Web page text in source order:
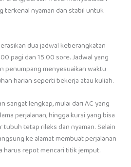
terkenal nyaman dan stabil untuk
dua jadwal keberangkatan
pagi dan 15.00 sore. Jadwal yang
penumpang menyesuaikan waktu
harian seperti bekerja atau kuliah.
sangat lengkap, mulai dari AC yang
perjalanan, hingga kursi yang bisa
tubuh tetap rileks dan nyaman. Selain
ke alamat membuat perjalanan
harus repot mencari titik jemput.